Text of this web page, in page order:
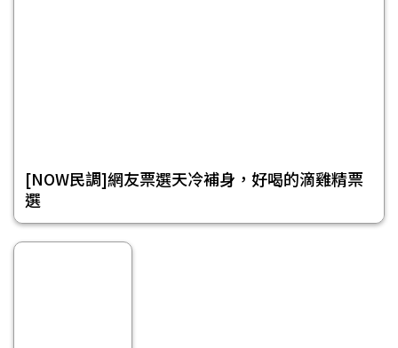
[NOW民調]網友票選天冷補身，好喝的滴雞精票
選